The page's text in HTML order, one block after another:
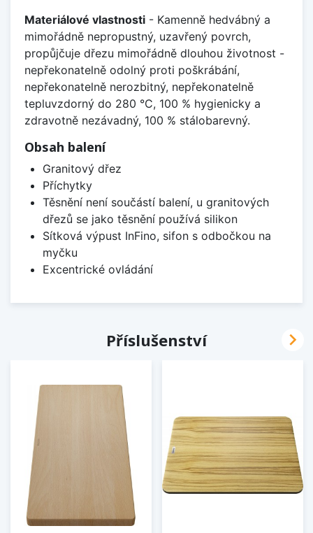
Materiálové vlastnosti - Kamenně hedvábný a
mimořádně nepropustný, uzavřený povrch,
propůjčuje dřezu mimořádně dlouhou životnost -
nepřekonatelně odolný proti poškrábání,
nepřekonatelně nerozbitný, nepřekonatelně
tepluvzdorný do 280 °C, 100 % hygienicky a
zdravotně nezávadný, 100 % stálobarevný.
Obsah balení
Granitový dřez
Příchytky
Těsnění není součástí balení, u granitových
dřezů se jako těsnění používá silikon
Sítková výpust InFino, sifon s odbočkou na
myčku
Excentrické ovládání
Příslušenství 